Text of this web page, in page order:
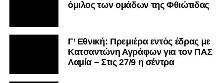
όμιλος των ομάδων της Φθιώτιδας
Γ’ Εθνική: Πρεμιέρα εντός έδρας με
Κατσαντώνη Αγράφων για τον ΠΑΣ
Λαμία – Στις 27/9 η σέντρα